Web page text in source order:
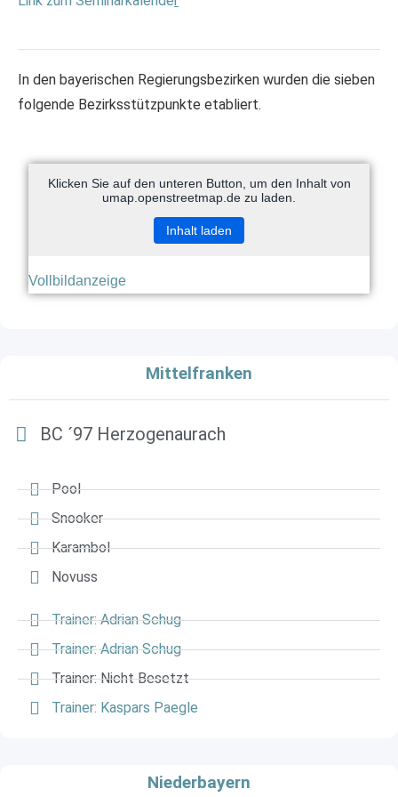
In den bayerischen Regierungsbezirken wurden die sieben
folgende Bezirksstützpunkte etabliert.
Klicken Sie auf den unteren Button, um den Inhalt von
umap.openstreetmap.de zu laden.
Inhalt laden
Vollbildanzeige
Mittelfranken
BC ´97 Herzogenaurach
Pool
Snooker
Karambol
Novuss
Trainer: Adrian Schug
Trainer: Adrian Schug
Trainer: Nicht Besetzt
Trainer: Kaspars Paegle
Niederbayern